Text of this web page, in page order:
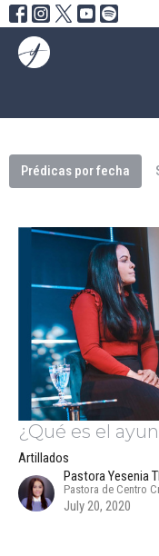
Prédicas por fecha
¿Qué es el
Artillados
Pastora Yesenia
Pastora de Centro
July 20, 2020